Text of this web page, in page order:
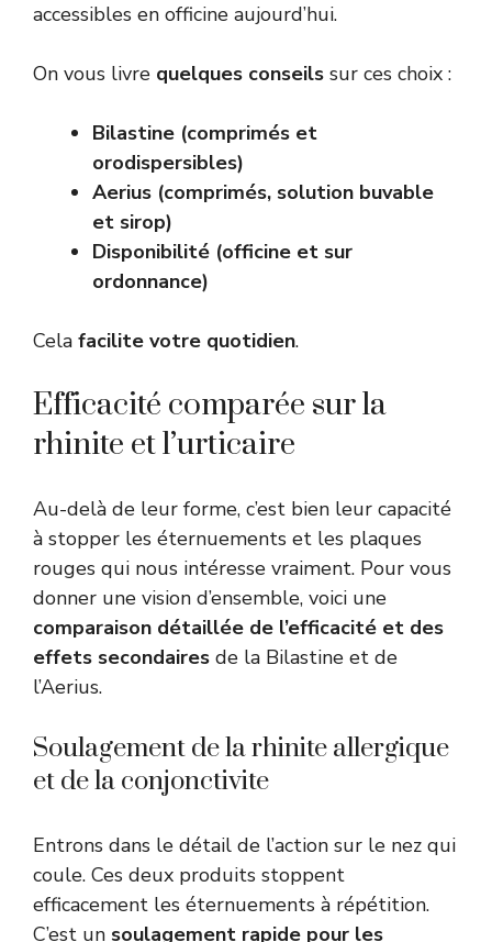
accessibles en officine aujourd’hui.
On vous livre quelques conseils sur ces choix :
Bilastine (comprimés et
orodispersibles)
Aerius (comprimés, solution buvable
et sirop)
Disponibilité (officine et sur
ordonnance)
Cela facilite votre quotidien.
Efficacité comparée sur la
rhinite et l’urticaire
Au-delà de leur forme, c’est bien leur capacité
à stopper les éternuements et les plaques
rouges qui nous intéresse vraiment. Pour vous
donner une vision d’ensemble, voici une
comparaison détaillée de l’efficacité et des
effets secondaires de la Bilastine et de
l’Aerius.
Soulagement de la rhinite allergique
et de la conjonctivite
Entrons dans le détail de l’action sur le nez qui
coule. Ces deux produits stoppent
efficacement les éternuements à répétition.
C’est un soulagement rapide pour les